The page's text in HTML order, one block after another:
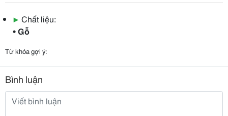
▶ Chất liệu:
• Gỗ
Từ khóa gợi ý:
Bình luận